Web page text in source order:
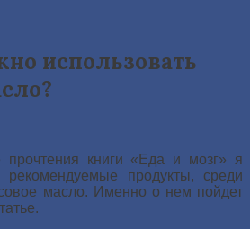
использовать
прочтения книги «Еда и мозг» я
рекомендуемые продукты, среди
масло. Именно о нем пойдет